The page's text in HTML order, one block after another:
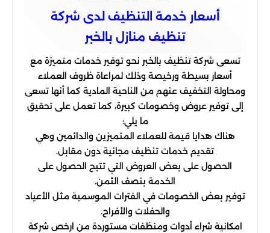
أسعار خدمة التنظيف لدى شركة
تنظيف منازل بالخبر
تسعى شركة تنظيف بالخبر نحو توفير خدمات متميزة مع
أسعار بسيطة ورخيصة وذلك لمراعاة ظروف العملاء
ومحاولة التخفيف عنهم من الناحية المادية كما أنها تسعى
إلى توفير عروض وخصومات كبيرة، كما تعمل على تحقيق
ما يلي:
هناك هدايا قيمة للعملاء المتميزين والدائمين وهي
تقديم خدمات تنظيف مجانية دون مقابل.
الحصول على بعض العروض التي تتيح الحصول على
الخدمة بنصف الثمن.
توفير بعض الخصومات في الفترات الموسمية مثل الأعياد
والحفلات والأفراح.
امكانية شراء أدوات ومنظفات مستوردة من ارخص شركة